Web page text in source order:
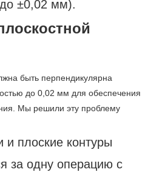
±0,02 мм).
быть перпендикулярна
до 0,02 мм для обеспечения
Мы решили эту проблему
и плоские контуры
за одну операцию с